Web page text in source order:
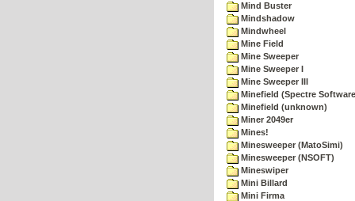
Mind Buster
Mindshadow
Mindwheel
Mine Field
Mine Sweeper
Mine Sweeper I
Mine Sweeper III
Minefield (Spectre
Minefield (unknown)
Miner 2049er
Mines!
Minesweeper (MatoSimi)
Minesweeper (NSOFT)
Mineswiper
Mini Billard
Mini Firma